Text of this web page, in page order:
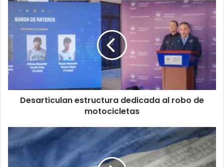
Desarticulan
estructura
al
motocicletas
Desarticulan estructura dedicada al robo de
motocicletas
El
Salvador
mantiene